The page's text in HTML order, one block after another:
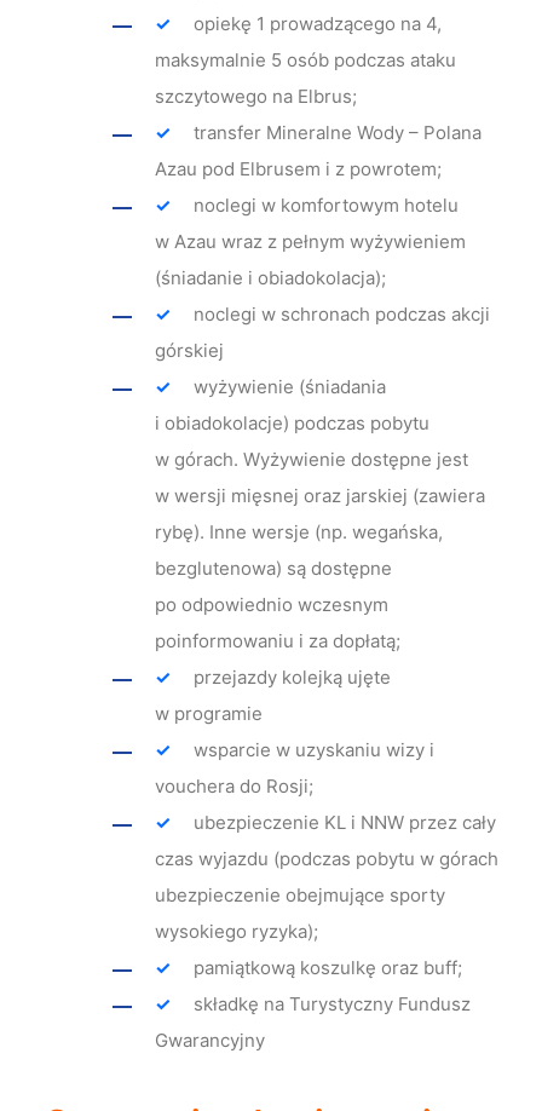
opiekę 1 prowadzącego na 4,
maksymalnie 5 osób podczas ataku
szczytowego na Elbrus;
transfer Mineralne Wody – Polana
Azau pod Elbrusem i z powrotem;
noclegi w komfortowym hotelu
w Azau wraz z pełnym wyżywieniem
(śniadanie i obiadokolacja);
noclegi w schronach podczas akcji
górskiej
wyżywienie (śniadania
i obiadokolacje) podczas pobytu
w górach. Wyżywienie dostępne jest
w wersji mięsnej oraz jarskiej (zawiera
rybę). Inne wersje (np. wegańska,
bezglutenowa) są dostępne
po odpowiednio wczesnym
poinformowaniu i za dopłatą;
przejazdy kolejką ujęte
w programie
wsparcie w uzyskaniu wizy i
vouchera do Rosji;
ubezpieczenie KL i NNW przez cały
czas wyjazdu (podczas pobytu w górach
ubezpieczenie obejmujące sporty
wysokiego ryzyka);
pamiątkową koszulkę oraz buff;
składkę na Turystyczny Fundusz
Gwarancyjny